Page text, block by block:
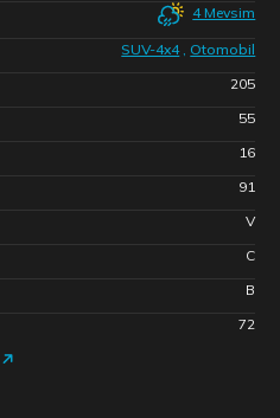
4 Mevsim
SUV-4x4
Otomobil
205
55
16
91
V
C
B
72